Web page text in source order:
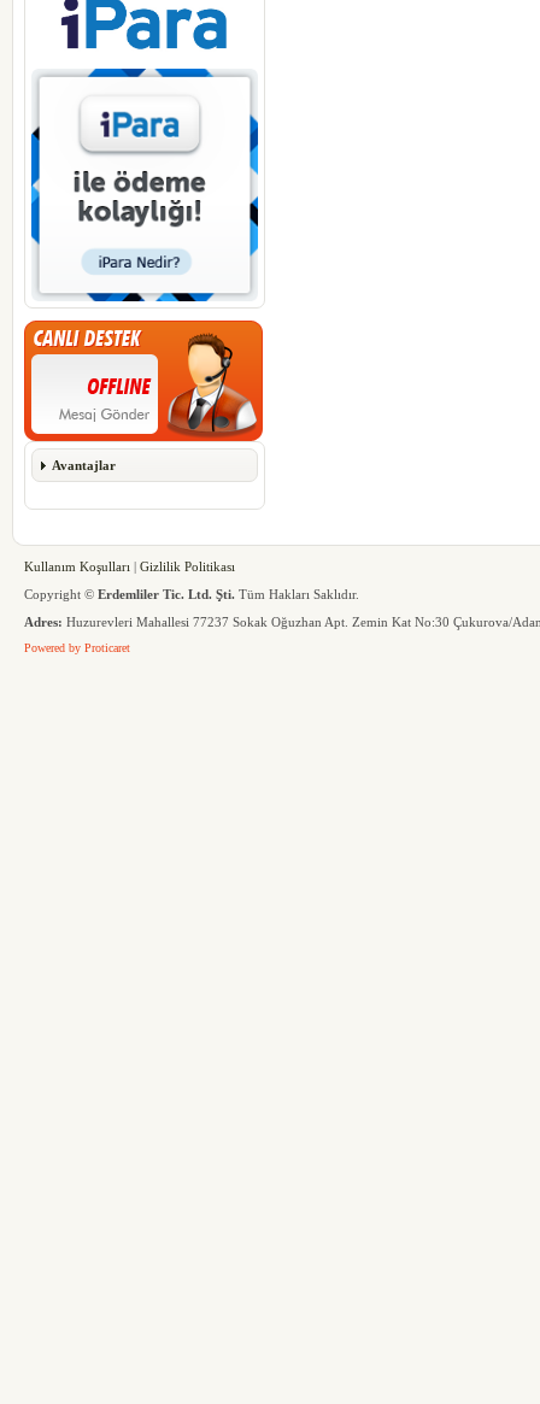
Avantajlar
Kullanım Koşulları | Gizlilik Politikası
Copyright © Erdemliler Tic. Ltd. Şti. Tüm Hakları Saklıdır.
Adres: Huzurevleri Mahallesi 77237 Sokak Oğuzhan Apt. Zemin Kat No:30 Çukurova/
Powered by Proticaret